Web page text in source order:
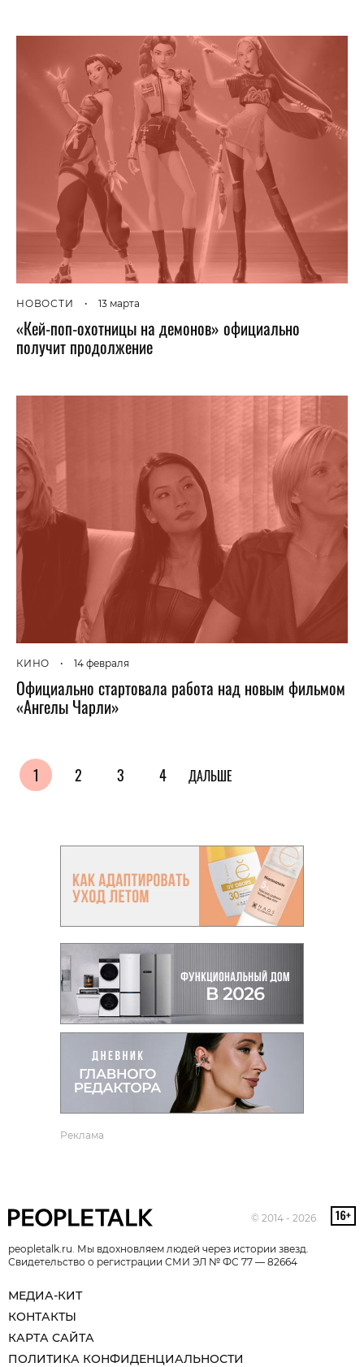
НОВОСТИ • 13 марта
«Кей-поп-охотницы на демонов» официально
получит продолжение
КИНО • 14 февраля
Официально стартовала работа над новым фильмом
«Ангелы Чарли»
1 2 3 4 ДАЛЬШЕ
Реклама
© 2014 - 2026
peopletalk.ru. Мы вдохновляем людей через истории звезд.
Свидетельство о регистрации СМИ ЭЛ № ФС 77 — 82664
МЕДИА-КИТ
КОНТАКТЫ
КАРТА САЙТА
ПОЛИТИКА КОНФИДЕНЦИАЛЬНОСТИ